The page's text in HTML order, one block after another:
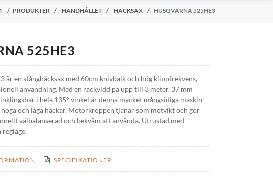
/ PRODUKTER / HANDHÅLLET / HÄCKSAX / HUSQVARNA 525HE3
525HE3
är en stånghäcksax med 60cm knivbalk och hög klippfrekvens,
användning. Med en räckvidd på upp till 3 meter, 37 mm
i hela 135° vinkel är denna mycket mångsidiga maskin
höga och låga häckar. Motorkroppen tjänar som motvikt och gör
välbalanserad och bekväm att använda. Utrustad med
SPECIFIKATIONER